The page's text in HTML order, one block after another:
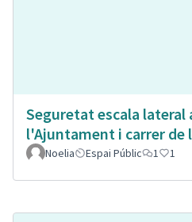
Seguretat escala lateral
l'Ajuntament i carrer de
Noelia Espai Públic 1 1